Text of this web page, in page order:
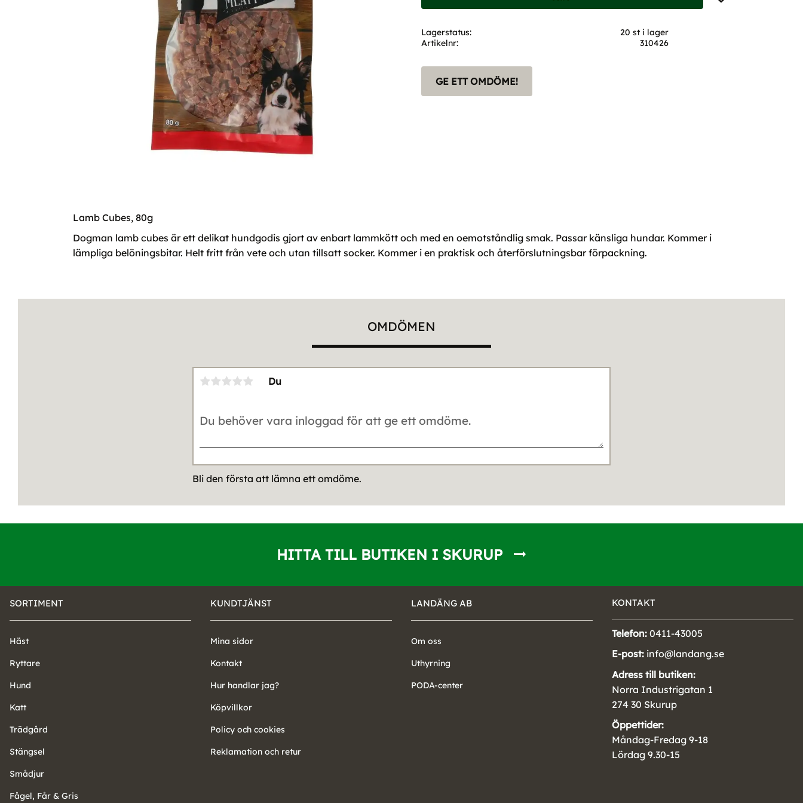
Lagerstatus
20 st i lager
Artikelnr
310426
GE ETT OMDÖME!
Lamb Cubes, 80g
Dogman lamb cubes är ett delikat hundgodis gjort av enbart lammkött och med en oemotståndlig smak. Passar känsliga hundar. Kommer i
lämpliga belöningsbitar. Helt fritt från vete och utan tillsatt socker. Kommer i en praktisk och återförslutningsbar förpackning.
OMDÖMEN
Du
Bli den första att lämna ett omdöme.
HITTA TILL BUTIKEN I SKURUP
SORTIMENT
Häst
Ryttare
Hund
Katt
Trädgård
Stängsel
Smådjur
Fågel, Får & Gris
KUNDTJÄNST
Mina sidor
Kontakt
Hur handlar jag?
Köpvillkor
Policy och cookies
Reklamation och retur
LANDÄNG AB
Om oss
Uthyrning
PODA-center
KONTAKT
Telefon: 0411-43005
E-post: info@landang.se
Adress till butiken:
Norra Industrigatan 1
274 30 Skurup
Öppettider:
Måndag-Fredag 9-18
Lördag 9.30-15